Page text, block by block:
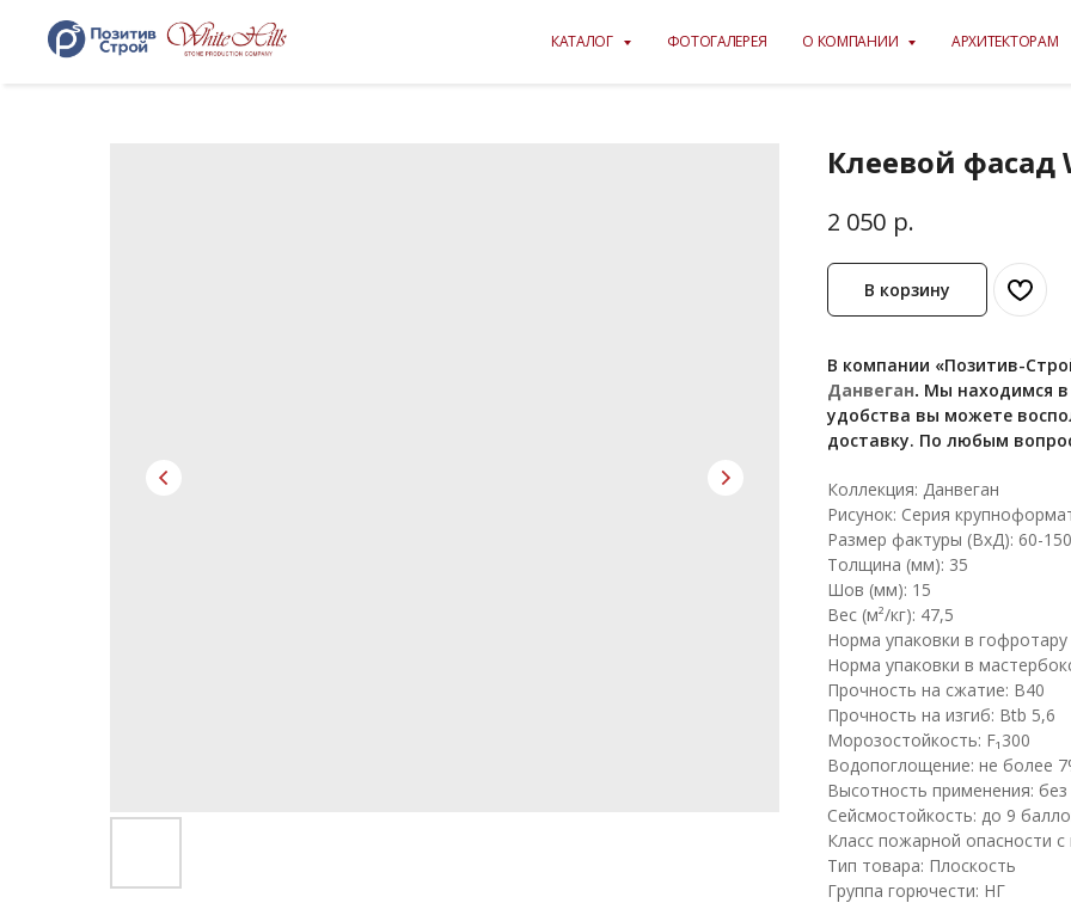
КАТАЛОГ ФОТОГАЛЕРЕЯ О КОМПАНИИ АРХИТЕКТОРАМ
Клеевой фасад
2 050 р.
В корзину
В компании «Позитив-
Данвеган. Мы находимся в
удобства вы можете
доставку. По любым
Коллекция: Данвеган
Рисунок: Серия
Размер фактуры (ВхД): 60-
Толщина (мм): 35
Шов (мм): 15
Вес (м²/кг): 47,5
Норма упаковки в
Норма упаковки в
Прочность на сжатие: B40
Прочность на изгиб: Btb 5,6
Морозостойкость: F₁300
Водопоглощение: не более
Высотность применения:
Сейсмостойкость: до 9
Класс пожарной опасности с
Тип товара: Плоскость
Группа горючести: НГ